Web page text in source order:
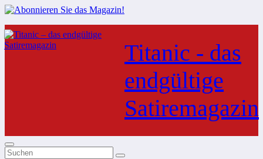
Zum
Inhalt
springen
Titanic - das
endgültige
Satiremagazin